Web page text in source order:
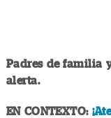
Padres de familia
alerta.
EN CONTEXTO: